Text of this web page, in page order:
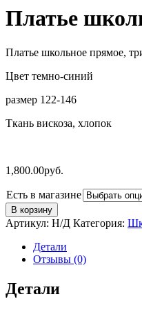
Платье
Платье школьное прямое,
Цвет темно-синий
размер 122-146
Ткань вискоза, хлопок
1,800.00руб.
Есть в магазине
В корзину
Артикул: Н/Д Категория:
Детали
Отзывы (0)
Детали